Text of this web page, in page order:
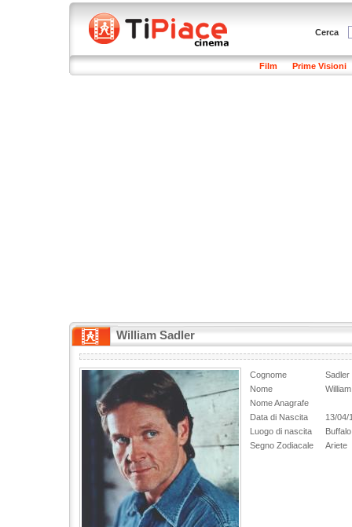
Cerca
Film Prime Visioni
William Sadler
Cognome
Sadler
Nome
William
Nome Anagrafe
Data di Nascita
13/04/
Luogo di nascita
Segno Zodiacale
Ariete